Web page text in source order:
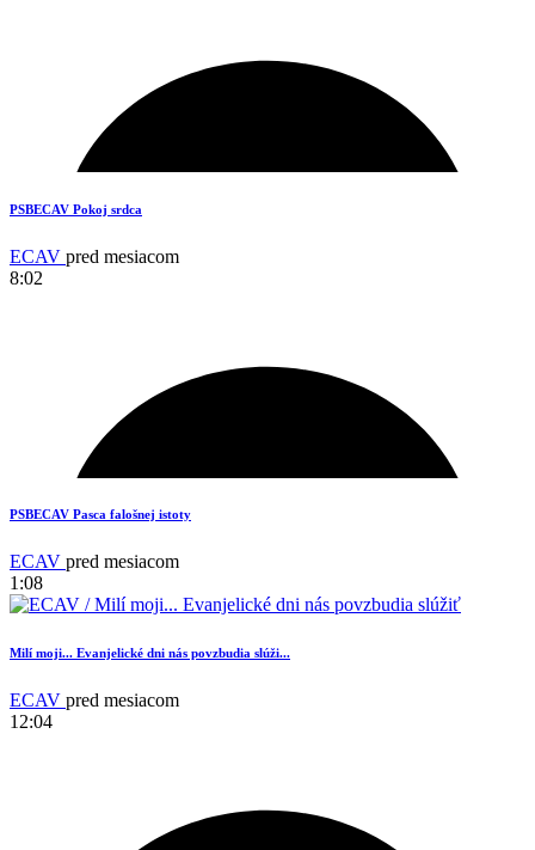
18
PSBECAV Pokoj srdca
ECAV pred mesiacom
8:02
PSBECAV Pasca falošnej istoty
ECAV pred mesiacom
1:08
Milí moji... Evanjelické dni nás povzbudia slúži...
ECAV pred mesiacom
12:04